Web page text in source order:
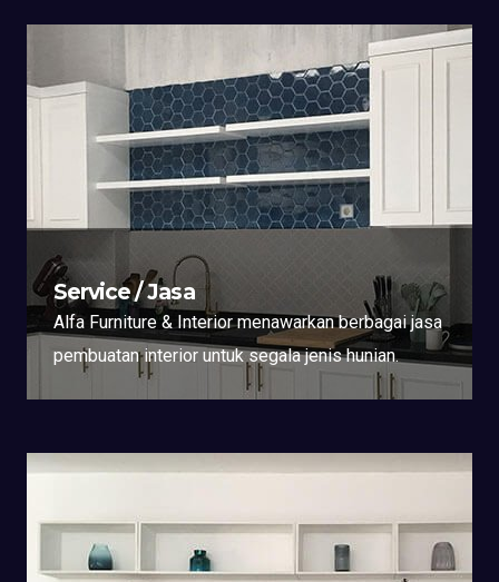
Service / Jasa
Alfa Furniture & Interior menawarkan berbagai jasa
pembuatan interior untuk segala jenis hunian.